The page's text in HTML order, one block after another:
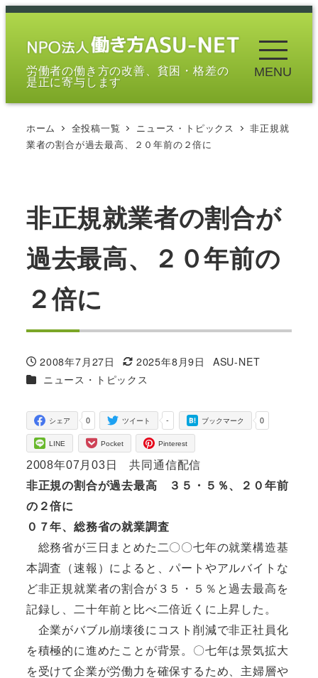
メ
労働者の働き方の改善、貧困・格差の
是正に寄与します
MENU
ホーム 全投稿一覧 ニュース・トピックス
非正規就
業者の割合が過去最高、２０年前の２倍に
非正規就業者の割合が
過去最高、２０年前の
２倍に
投稿日
2008年7月27日
更新日
2025年8月9日
著
ASU-NET
カテゴリー
ニュース・トピックス
0
シェア -
ツイート 0
ブックマーク
LINE Pocket Pinterest
2008年07月03日 共同通信配信
非正規の割合が過去最高 ３５・５％、２０年前
の２倍に
０７年、総務省の就業調査
総務省が三日まとめた二〇〇七年の就業構造基
本調査（速報）によると、パートやアルバイトな
ど非正規就業者の割合が３５・５％と過去最高を
記録し、二十年前と比べ二倍近くに上昇した。
企業がバブル崩壊後にコスト削減で非正社員化
を積極的に進めたことが背景。〇七年は景気拡大
を受けて企業が労働力を確保するため、主婦層や